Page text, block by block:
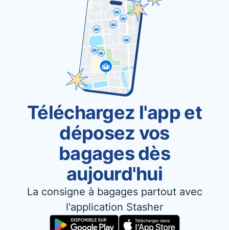
Téléchargez l'app et
déposez vos
bagages dès
aujourd'hui
La consigne à bagages partout avec
l'application Stasher